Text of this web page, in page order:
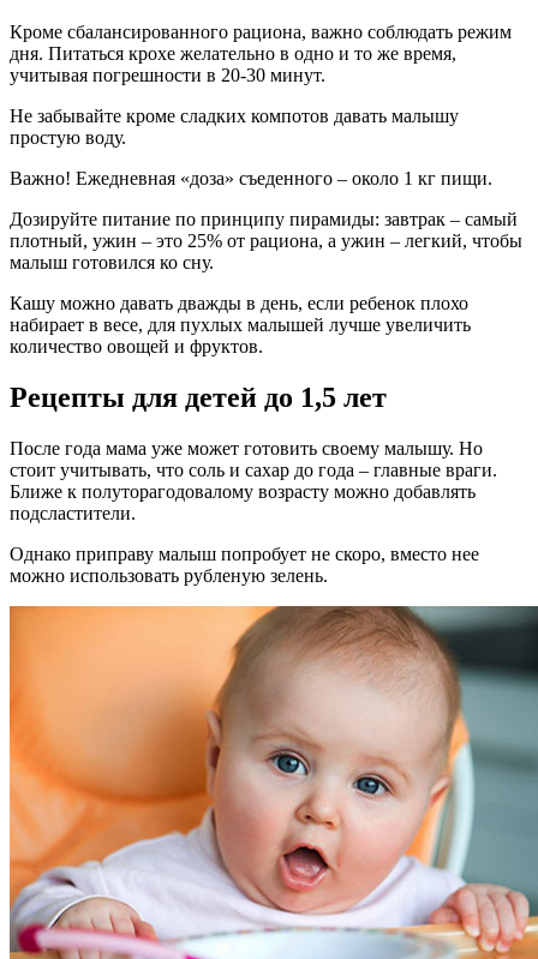
Кроме сбалансированного рациона, важно соблюдать режим
дня. Питаться крохе желательно в одно и то же время,
учитывая погрешности в 20-30 минут.
Не забывайте кроме сладких компотов давать малышу
простую воду.
Важно! Ежедневная «доза» съеденного – около 1 кг пищи.
Дозируйте питание по принципу пирамиды: завтрак – самый
плотный, ужин – это 25% от рациона, а ужин – легкий, чтобы
малыш готовился ко сну.
Кашу можно давать дважды в день, если ребенок плохо
набирает в весе, для пухлых малышей лучше увеличить
количество овощей и фруктов.
Рецепты для детей до 1,5 лет
После года мама уже может готовить своему малышу. Но
стоит учитывать, что соль и сахар до года – главные враги.
Ближе к полуторагодовалому возрасту можно добавлять
подсластители.
Однако приправу малыш попробует не скоро, вместо нее
можно использовать рубленую зелень.